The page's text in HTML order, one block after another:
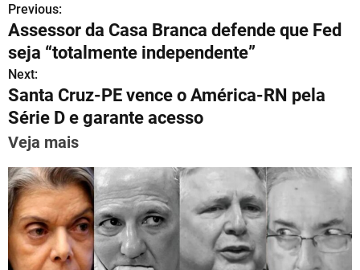
at
s
A
p
p
gr
a
m
c
e
b
o
o
l
er
e
st
k
e
dI
n
ar
e
P
o
s
t
n
a
v
i
g
Previous:
Assessor da Casa Branca defende que Fed
seja “totalmente independente”
Next:
Santa Cruz-PE vence o América-RN pela
Série D e garante acesso
Veja mais